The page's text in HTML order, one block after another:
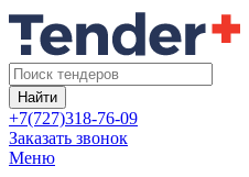
Найти
+7(727)318-76-09
Заказать звонок
Меню